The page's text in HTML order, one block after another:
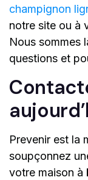
champignon
notre site ou à
Nous sommes
questions et
Prevenir est la
soupçonnez
votre maison à